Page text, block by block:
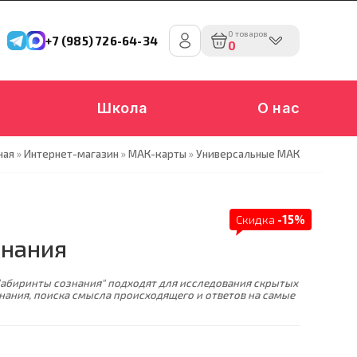
+7 (985) 726-64-34 0 товаров
0
Школа О нас
»Интернет-магазин »МАК-карты »Универсальные МАК
Скидка -15%
сознания" подходят для исследования скрытых
поиска смысла происходящего и ответов на самые